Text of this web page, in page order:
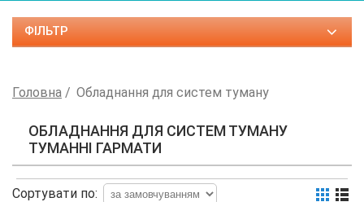
ФІЛЬТР
Головна Обладнання для систем туману
ОБЛАДНАННЯ ДЛЯ СИСТЕМ ТУМАНУ
ТУМАННІ ГАРМАТИ
Сортувати по: